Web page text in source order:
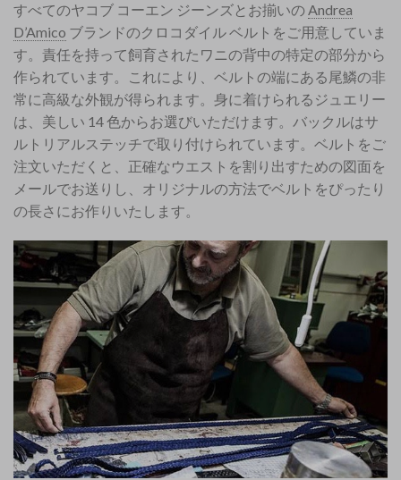
すべてのヤコブ コーエン ジーンズとお揃いのAndrea
D’Amico ブランドのクロコダイル ベルトをご用意していま
す。責任を持って飼育されたワニの背中の特定の部分から
作られています。これにより、ベルトの端にある尾鱗の非
常に高級な外観が得られます。身に着けられるジュエリー
は、美しい 14 色からお選びいただけます。バックルはサ
ルトリアルステッチで取り付けられています。ベルトをご
注文いただくと、正確なウエストを割り出すための図面を
メールでお送りし、オリジナルの方法でベルトをぴったり
の長さにお作りいたします。